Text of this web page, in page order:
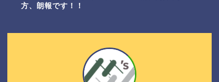
方、朗報です！！